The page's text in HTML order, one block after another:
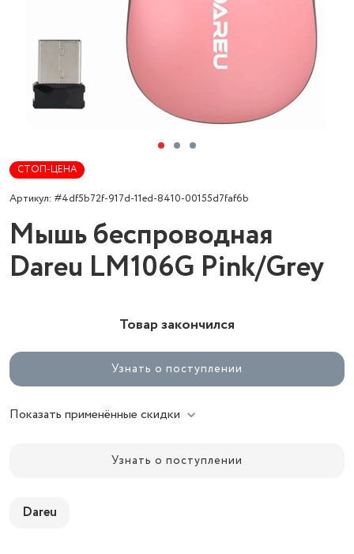
СТОП-ЦЕНА
Артикул: #4df5b72f-917d-11ed-8410-00155d7faf6b
Мышь беспроводная
Dareu LM106G Pink/Grey
Товар закончился
Узнать о поступлении
Показать применённые скидки
Узнать о поступлении
Dareu